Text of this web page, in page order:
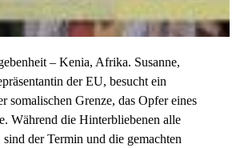
– Kenia, Afrika. Susanne,
der EU, besucht ein
somalischen Grenze, das Opfer eines
Während die Hinterbliebenen alle
der Termin und die gemachten